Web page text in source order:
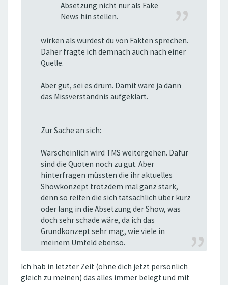
Absetzung nicht nur als Fake
News hin stellen.
wirken als würdest du von Fakten sprechen.
Daher fragte ich demnach auch nach einer
Quelle.
Aber gut, sei es drum. Damit wäre ja dann
das Missverständnis aufgeklärt.
Zur Sache an sich:
Warscheinlich wird TMS weitergehen. Dafür
sind die Quoten noch zu gut. Aber
hinterfragen müssten die ihr aktuelles
Showkonzept trotzdem mal ganz stark,
denn so reiten die sich tatsächlich über kurz
oder lang in die Absetzung der Show, was
doch sehr schade wäre, da ich das
Grundkonzept sehr mag, wie viele in
meinem Umfeld ebenso.
Ich hab in letzter Zeit (ohne dich jetzt persönlich
gleich zu meinen) das alles immer belegt und mit